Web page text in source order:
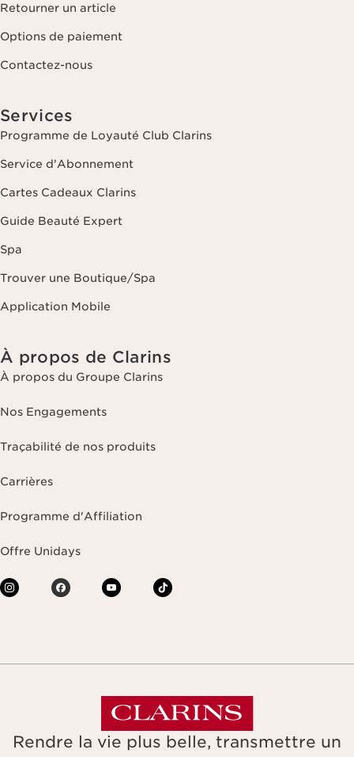
Retourner un article
Options de paiement
Contactez-nous
Services
Programme de Loyauté Club Clarins
Service d'Abonnement
Cartes Cadeaux Clarins
Guide Beauté Expert
Spa
Trouver une Boutique/Spa
Application Mobile
À propos de Clarins
À propos du Groupe Clarins
Nos Engagements
Traçabilité de nos produits
Carrières
Programme d'Affiliation
Offre Unidays
Rendre la vie plus belle, transmettre un